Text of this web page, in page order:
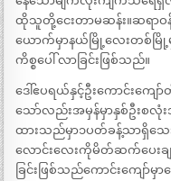
ထိုသူတို့ငေးတာမဆန်း။ဆရာဝန်
ယောက်မှာနယ်မြို့လေးတစ်မြို့
ကိစ္စပေါ် လာခြင်းဖြစ်သည်။
ဒေါ်ဧပရယ်နှင့်ဦးကောင်းကျော်
သော်လည်းအမှန်မှာနှစ်ဦးစလုံ
ထားသည်မှာ၁ပတ်ခန့်သာရှိသေ
လောင်းလေးကိုမိတ်ဆက်ပေးချ
ခြင်းဖြစ်သည်ကောင်းကျော်